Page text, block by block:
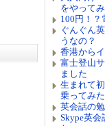
をやって
100円！？
ぐんぐん
うなの？
香港から
富士登山
ました
生まれて
乗ってみた
英会話の
Skype英会